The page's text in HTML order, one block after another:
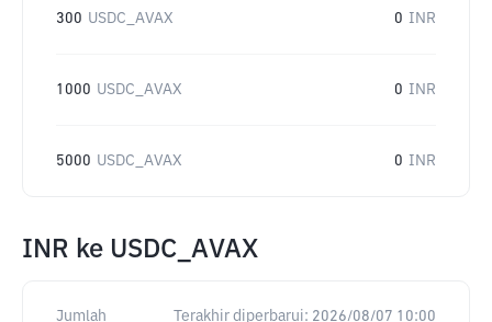
300 USDC_AVAX 0 INR
1000 USDC_AVAX 0 INR
5000 USDC_AVAX 0 INR
INR ke USDC_AVAX
Jumlah Terakhir diperbarui: 2026/08/07 10:00